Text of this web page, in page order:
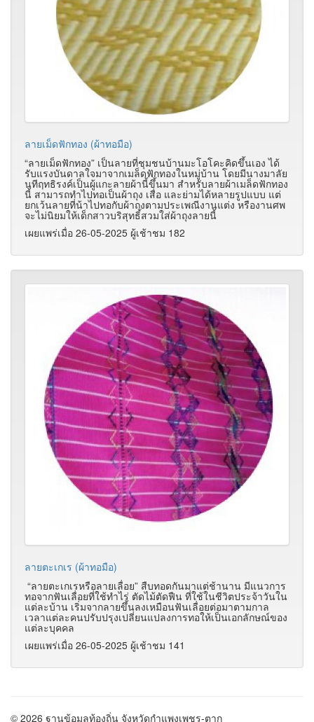
ลายเม็ดฟักทอง (ผ้าทอมือ)
“ลายเม็ดฟักทอง” เป็นลายที่ชุมชนบ้านมะโอโคะคิดขึ้นเอง ได้
รับแรงบันดาลใจมาจากเมล็ดฟักทองในหมู่บ้าน โดยมีนางมาลัย
นทีฤทธิรงค์เป็นผู้แกะลายผ้านี้ขึ้นมา สำหรับลายผ้าเมล็ดฟักทอง
นี้ สามารถทำไปทอเป็นผ้าถุง เสื่อ และย่ามได้หลายรูปแบบ แต่
ยกเว้นลายที่น้าไปทอกับผ้าถุงตามประเพณีงานแต่ง หรืองานศพ
จะไม่นิยมให้เด็กสาวบริสุทธิ์สวมใส่ผ้าถุงลายนี้
เผยแพร่เมื่อ 26-05-2025 ผู้เช้าชม 182
ลายตะเกเร (ผ้าทอมือ)
“ลายตะเกเรหรือลายเลื่อย” สืบทอดกันมาแต่ช้านาน มีแนวการ
ทอจากฟันเลื่อยที่ใช้ทำไร่ ตัดไม้ตัดฟืน ที่ใช้ในชีวิตประจ้าวันใน
แต่ละบ้าน เริ่มจากลายขึ้นลงเหมือนฟันเลื่อยต่อมาตามกาล
เวลาแต่ละคนปรับปรุงเปลี่ยนแปลงการทอให้เป็นเอกลักษณ์ของ
แต่ละบุคคล
เผยแพร่เมื่อ 26-05-2025 ผู้เช้าชม 141
© 2026 ฐานข้อมูลท้องถิ่น จังหวัดกำแพงเพชร-ตาก